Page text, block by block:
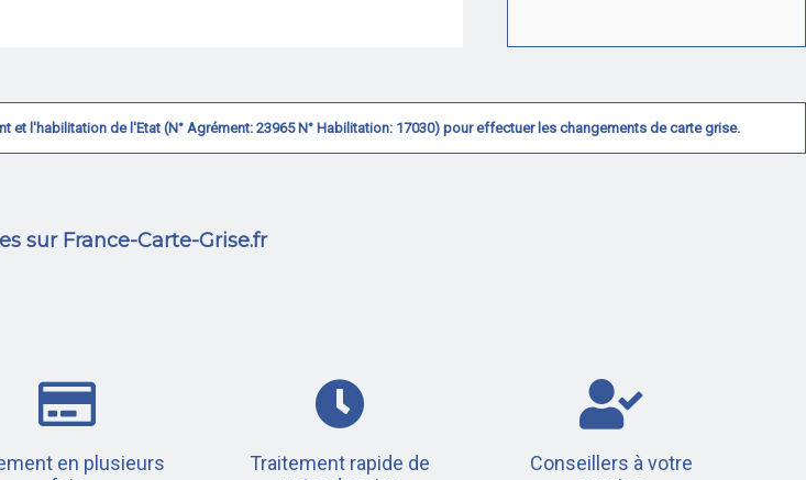
l'habilitation de l'Etat (N° Agrément: 23965 N° Habilitation: 17030) pour effectuer les changements de carte grise.
sur France-Carte-Grise.fr
en plusieurs
Traitement rapide de
Conseillers à votre